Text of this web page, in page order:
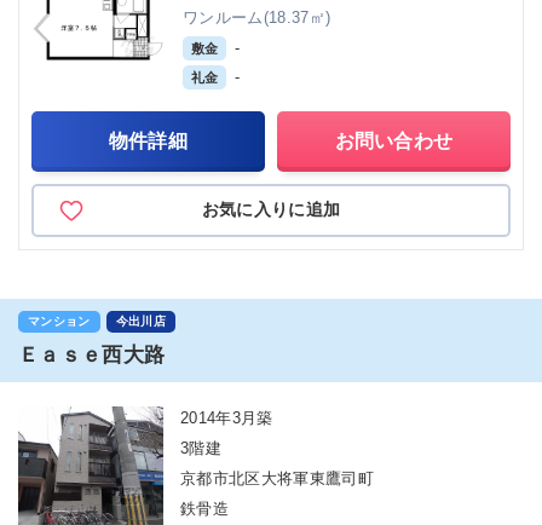
ワンルーム(18.37㎡)
敷金 -
礼金 -
物件詳細 お問い合わせ
お気に入りに追加
マンション 今出川店
Ｅａｓｅ西大路
2014年3月築
3階建
京都市北区大将軍東鷹司町
鉄骨造